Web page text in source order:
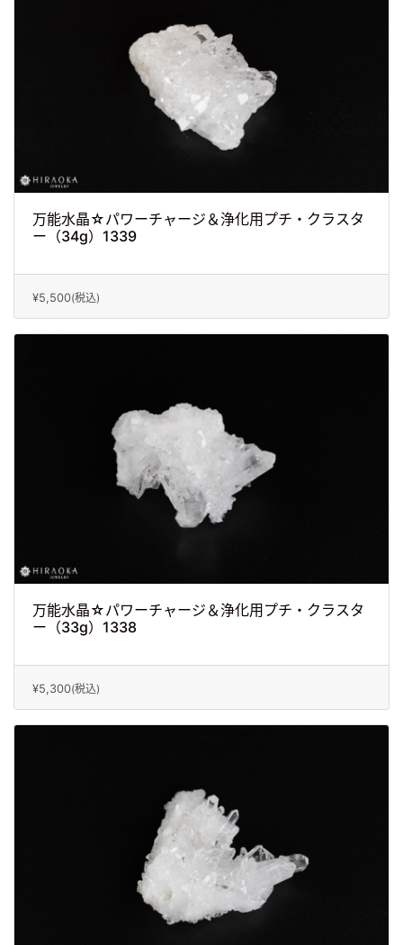
万能水晶☆パワーチャージ＆浄化用プチ・クラスタ
ー（34g）1339
¥5,500(税込)
万能水晶☆パワーチャージ＆浄化用プチ・クラスタ
ー（33g）1338
¥5,300(税込)